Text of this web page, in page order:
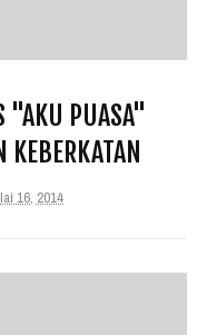
"AKU PUASA"
KEBERKATAN
16, 2014